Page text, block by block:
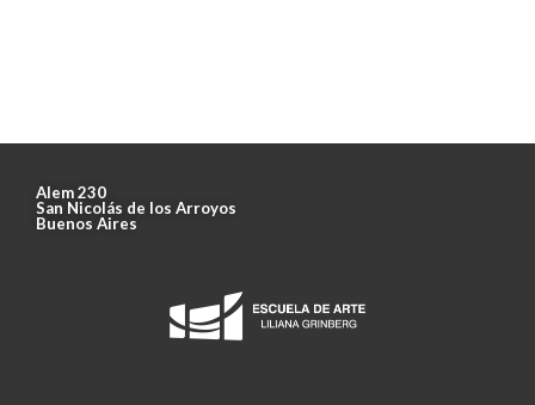
Alem 230
San Nicolás de los Arroyos
Buenos Aires